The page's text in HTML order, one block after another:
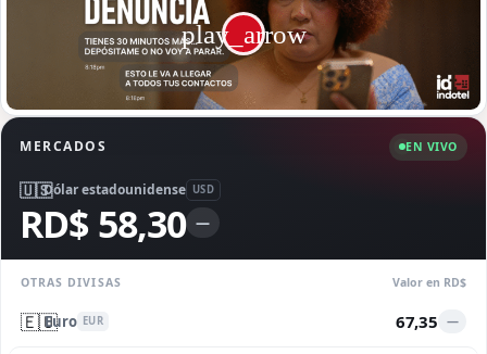
MERCADOS EN VIVO
🇺🇸Dólar estadounidense USD
RD$ 58,30 —
OTRAS DIVISAS Valor en RD$
🇪🇺Euro EUR 67,35 —